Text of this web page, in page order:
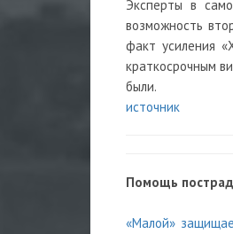
Эксперты в
возможность
факт усиления
краткосрочным
были.
источник
Помощь
«Малой»